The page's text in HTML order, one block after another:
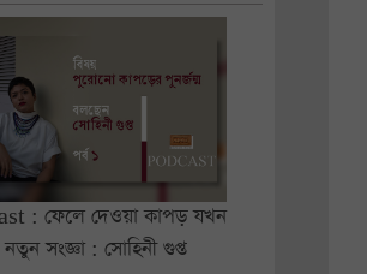
: ফেলে দেওয়া কাপড় যখন
সংজ্ঞা : সোহিনী গুপ্ত